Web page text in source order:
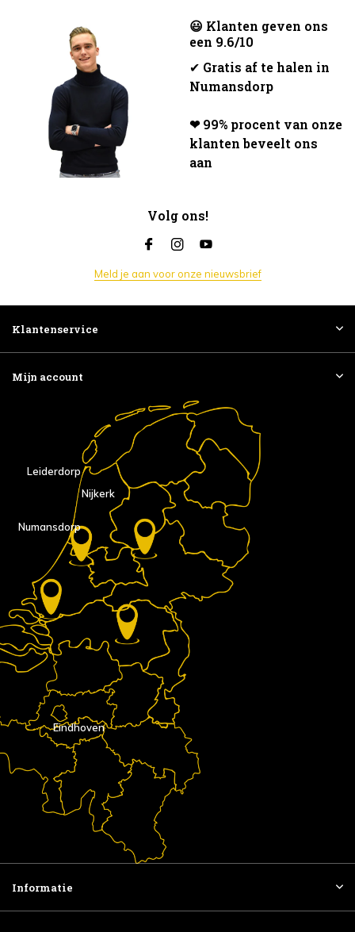
😃 Klanten geven ons
een 9.6/10
✔ Gratis af te halen in
Numansdorp
❤ 99% procent van onze
klanten beveelt ons
aan
Volg ons!
Meld je aan voor onze nieuwsbrief
Klantenservice
Mijn account
Eindhoven
Nijkerk
Numansdorp
Leiderdorp
Informatie